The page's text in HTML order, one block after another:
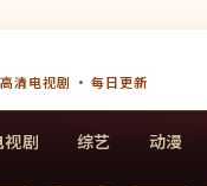
清电视剧 · 每日更新
视剧 综艺 动漫